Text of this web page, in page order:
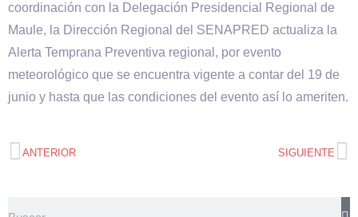
coordinación con la Delegación Presidencial Regional de
Maule, la Dirección Regional del SENAPRED actualiza la
Alerta Temprana Preventiva regional, por evento
meteorológico que se encuentra vigente a contar del 19 de
junio y hasta que las condiciones del evento así lo ameriten.
ANTERIOR SIGUIENTE